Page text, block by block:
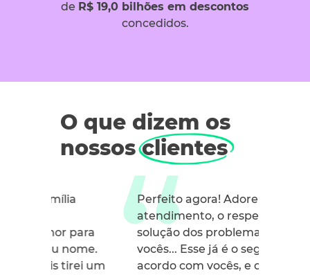
de R$ 19,0 bilhões em descontos
concedidos.
O que dizem os
nossos clientes
Perfeito agora! Adorei o
atendimento, o respeito e a
solução dos problemas com
vocês... Esse já é o segundo
acordo com vocês, e o